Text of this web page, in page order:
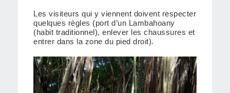
Les visiteurs qui y viennent doivent respecter
quelques règles (port d’un Lambahoany
(habit traditionnel), enlever les chaussures et
entrer dans la zone du pied droit).